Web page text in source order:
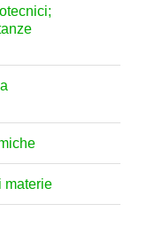
materie